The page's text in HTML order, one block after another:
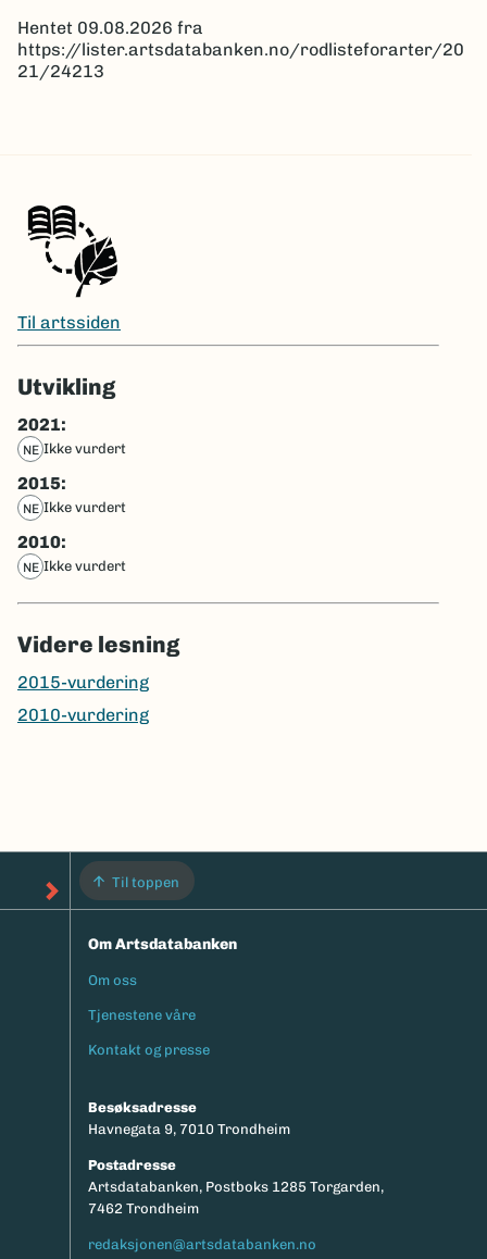
Hentet 09.08.2026 fra
https://lister.artsdatabanken.no/rodlisteforarter/20
21/24213
Til artssiden
Utvikling
2021:
NE ikke vurdert
2015:
NE ikke vurdert
2010:
NE ikke vurdert
Videre lesning
2015-vurdering
2010-vurdering
Til toppen
Om Artsdatabanken
Footermeny
Om oss
Tjenestene våre
Kontakt og presse
Besøksadresse
Havnegata 9, 7010 Trondheim
Postadresse
Artsdatabanken, Postboks 1285 Torgarden,
7462 Trondheim
redaksjonen@artsdatabanken.no